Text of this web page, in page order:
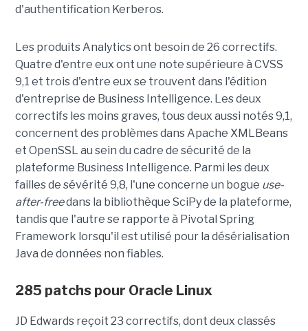
d'authentification Kerberos.
Les produits Analytics ont besoin de 26 correctifs.
Quatre d'entre eux ont une note supérieure à CVSS
9,1 et trois d'entre eux se trouvent dans l'édition
d'entreprise de Business Intelligence. Les deux
correctifs les moins graves, tous deux aussi notés 9,1,
concernent des problèmes dans Apache XMLBeans
et OpenSSL au sein du cadre de sécurité de la
plateforme Business Intelligence. Parmi les deux
failles de sévérité 9,8, l'une concerne un bogue use-
after-freedans la bibliothèque SciPy de la plateforme,
tandis que l'autre se rapporte à Pivotal Spring
Framework lorsqu'il est utilisé pour la désérialisation
Java de données non fiables.
285 patchs pour Oracle Linux
JD Edwards reçoit 23 correctifs, dont deux classés